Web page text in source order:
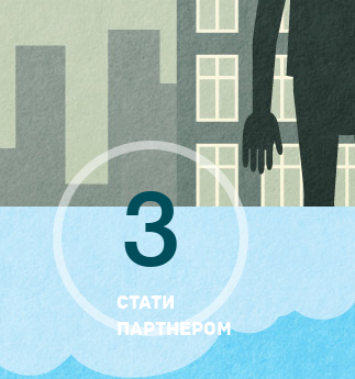
3
СТАТИ
ПАРТНЕРОМ